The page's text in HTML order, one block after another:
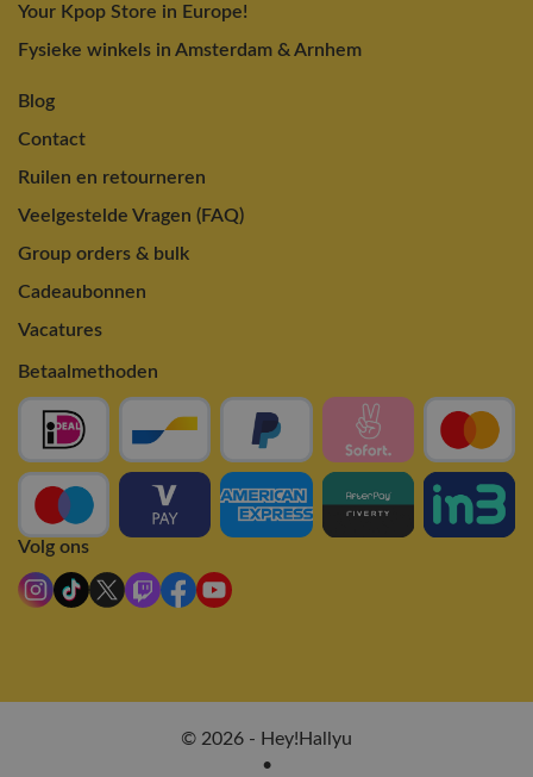
Your Kpop Store in Europe!
Fysieke winkels in Amsterdam & Arnhem
Blog
Contact
Ruilen en retourneren
Veelgestelde Vragen (FAQ)
Group orders & bulk
Cadeaubonnen
Vacatures
Betaalmethoden
Volg ons
© 2026 - Hey!Hallyu
•